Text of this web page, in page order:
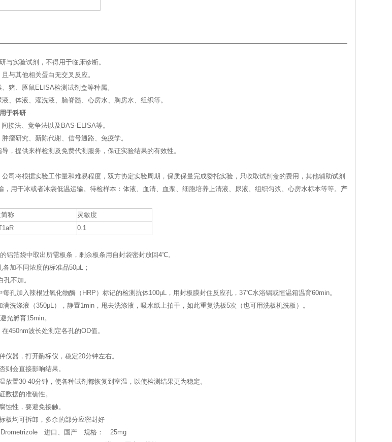
与实验试剂，不得用于临床诊断。
与其他相关蛋白无交叉反应。
猪、豚鼠ELISA检测试剂盒等种属。
、体液、灌洗液、脑脊髓、心房水、胸房水、组织等。
于科研
接法、竞争法以及BAS-ELISA等。
瘤研究、新陈代谢、信号通路、免疫学。
，提供来样检测及免费代测服务，保证实验结果的有效性。
司将根据实验工作量和难易程度，双方协定实验周期，保质保量完成委托实验，只收取试剂盒的费用，其他辅助试剂
用干冰或者冰袋低温运输。待检样本：体液、血清、血浆、细胞培养上清液、尿液、组织匀浆、心房水标本等等。 产
称
灵敏度
0.1
铝箔袋中取出所需板条，剩余板条用自封袋密封放回4℃。
加不同浓度的标准品50μL；
不加。
孔加入辣根过氧化物酶（HRP）标记的检测抗体100μL，用封板膜封住反应孔，37℃水浴锅或恒温箱温育60min。
洗涤液（350μL），静置1min，甩去洗涤液，吸水纸上拍干，如此重复洗板5次（也可用洗板机洗板）。
光孵育15min。
450nm波长处测定各孔的OD值。
仪器，打开酶标仪，稳定20分钟左右。
则会直接影响结果。
放置30-40分钟，使各种试剂都恢复到室温，以使检测结果更为稳定。
数据的准确性。
蚀性，要避免接触。
板均可拆卸，多余的部分应密封好
进口、国产 规格： 25mg